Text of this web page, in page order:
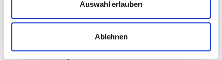
Auswahl erlauben
Ablehnen
eine optimale Sicht, wir messen Ihre Sehstärke und
fertigen daraufhin die perfekten Kontaktlinsen oder die
individuell auf Ihre Sehaufgaben zugeschnittene Brille